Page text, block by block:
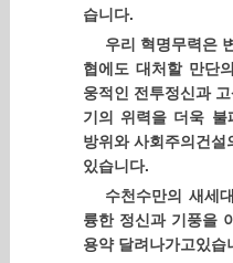
습니다.
우리 혁명무력은
협에도 대처할 만단
웅적인 전투정신과
기의 위력을 더욱 불
방위와 사회주의건설
있습니다.
수천수만의 새세
륭한 정신과 기풍을
용약 달려나가고있습